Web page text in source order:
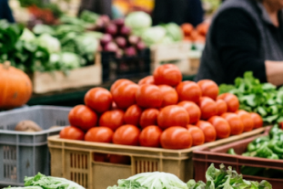
Beslenme uzmanlarının
yeşillik, turunçgilleri bile geride
dağıtıyor. Marmara ve Ege'de
düşük kalorili süper gıda, pazar